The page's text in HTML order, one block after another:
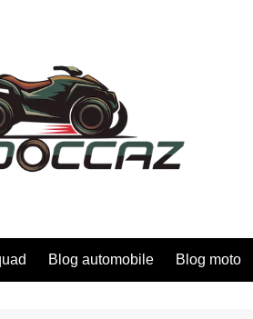
Blog automobile Blog moto